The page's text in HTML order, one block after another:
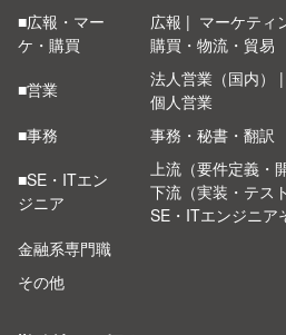
■広報・マー
ケ・購買
広報
マーケティ
購買・物流・貿易
■営業
法人営業（国内）
個人営業
■事務
事務・秘書・翻訳
■SE・ITエン
ジニア
上流（要件定義・
下流（実装・テス
SE・ITエンジニア
金融系専門職
その他